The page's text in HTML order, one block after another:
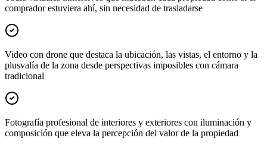
comprador estuviera ahí, sin necesidad de trasladarse
Video con drone que destaca la ubicación, las vistas, el entorno y la
plusvalía de la zona desde perspectivas imposibles con cámara
tradicional
Fotografía profesional de interiores y exteriores con iluminación y
composición que eleva la percepción del valor de la propiedad